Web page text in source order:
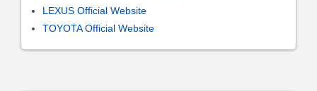
LEXUS Official Website
TOYOTA Official Website